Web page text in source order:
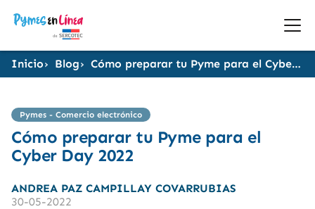
Inicio Blog Cómo preparar tu Pyme para el Cyber Day 2022
Pymes - Comercio electrónico
Cómo preparar tu Pyme para el
Cyber Day 2022
ANDREA PAZ CAMPILLAY COVARRUBIAS
30-05-2022